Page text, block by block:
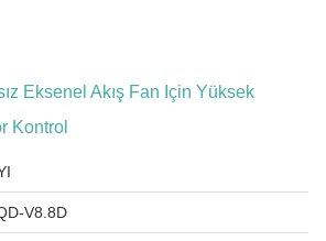
Eksenel Akış Fan Için Yüksek
Kontrol
V8.8D